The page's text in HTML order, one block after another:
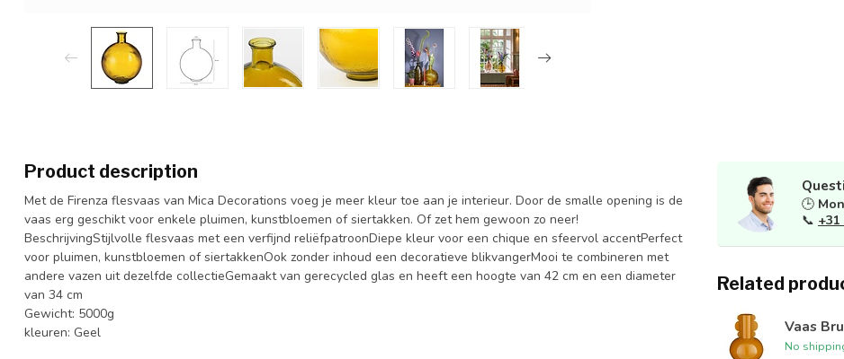
Product description
Met de Firenza flesvaas van Mica Decorations voeg je meer kleur toe aan je interieur. Door de smalle opening is de
vaas erg geschikt voor enkele pluimen, kunstbloemen of siertakken. Of zet hem gewoon zo neer!
BeschrijvingStijlvolle flesvaas met een verfijnd reliëfpatroonDiepe kleur voor een chique en sfeervol accentPerfect
voor pluimen, kunstbloemen of siertakkenOok zonder inhoud een decoratieve blikvangerMooi te combineren met
andere vazen uit dezelfde collectieGemaakt van gerecycled glas en heeft een hoogte van 42 cm en een diameter
van 34 cm
Gewicht: 5000g
kleuren: Geel
🕒
📞 +31
Related
Vaas
No